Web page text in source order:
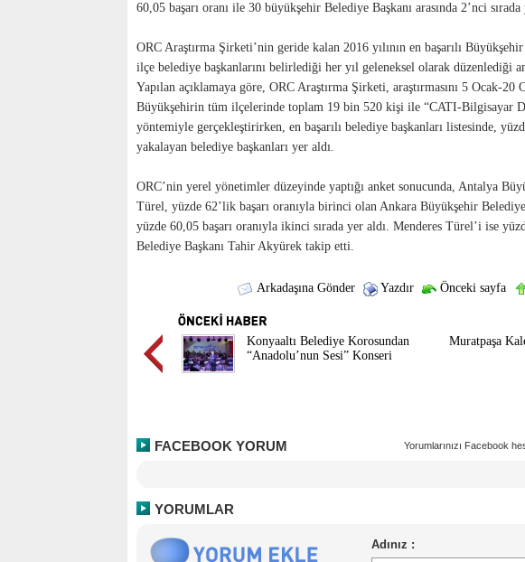
60,05 başarı oranı ile 30 büyükşehir Belediye Başkanı arasında 2’nci sırada
ORC Araştırma Şirketi’nin geride kalan 2016 yılının en başarılı
ilçe belediye başkanlarını belirlediği her yıl geleneksel olarak düzenlediği
Yapılan açıklamaya göre, ORC Araştırma Şirketi, araştırmasını 5 Ocak-20
Büyükşehirin tüm ilçelerinde toplam 19 bin 520 kişi ile “CATI-Bilgisayar
yöntemiyle gerçekleştirirken, en başarılı belediye başkanları listesinde,
yakalayan belediye başkanları yer aldı.
ORC’nin yerel yönetimler düzeyinde yaptığı anket sonucunda, Antalya
Türel, yüzde 62’lik başarı oranıyla birinci olan Ankara Büyükşehir
yüzde 60,05 başarı oranıyla ikinci sırada yer aldı. Menderes Türel’i ise
Belediye Başkanı Tahir Akyürek takip etti.
Arkadaşına Gönder Yazdır Önceki sayfa
Konyaaltı Belediye Korosundan
“Anadolu’nun Sesi” Konseri
Muratpaşa
FACEBOOK YORUM Yorumlarınızı Facebook
YORUMLAR